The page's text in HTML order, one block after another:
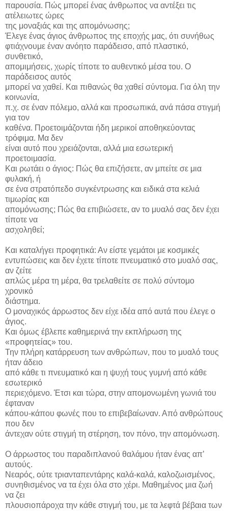
παρουσία. Πώς μπορεί ένας άνθρωπος να αντέξει τις
ατέλειωτες ώρες
της μοναξιάς και της απομόνωσης;
Έλεγε ένας άγιος άνθρωπος της εποχής μας, ότι συνήθως
φτιάχνουμε έναν ανόητο παράδεισο, από πλαστικό,
συνθετικό,
απομιμήσεις, χωρίς τίποτε το αυθεντικό μέσα του. Ο
παράδεισος αυτός
μπορεί να χαθεί. Και πιθανώς θα χαθεί σύντομα. Για όλη την
κοινωνία,
π.χ. σε έναν πόλεμο, αλλά και προσωπικά, ανά πάσα στιγμή
για τον
καθένα. Προετοιμάζονται ήδη μερικοί αποθηκεύοντας
τρόφιμα. Μα δεν
είναι αυτό που χρειάζονται, αλλά μια εσωτερική
προετοιμασία.
Και ρωτάει ο άγιος: Πώς θα επιζήσετε, αν μπείτε σε μια
φυλακή, ή
σε ένα στρατόπεδο συγκέντρωσης και ειδικά στα κελιά
τιμωρίας και
απομόνωσης; Πώς θα επιβιώσετε, αν το μυαλό σας δεν έχει
τίποτε να
ασχοληθεί;
Και καταλήγει προφητικά: Αν είστε γεμάτοι με κοσμικές
εντυπώσεις και δεν έχετε τίποτε πνευματικό στο μυαλό σας,
αν ζείτε
απλώς μέρα τη μέρα, θα τρελαθείτε σε πολύ σύντομο
χρονικό
διάστημα.
Ο μοναχικός άρρωστος δεν είχε ιδέα από αυτά που έλεγε ο
άγιος.
Και όμως έβλεπε καθημερινά την εκπλήρωση της
«προφητείας» του.
Την πλήρη κατάρρευση των ανθρώπων, που το μυαλό τους
ήταν άδειο
από κάθε τι πνευματικό και η ψυχή τους γυμνή από κάθε
εσωτερικό
περιεχόμενο. Έτσι και τώρα, στην απομονωμένη γωνιά του
έφταναν
κάπου-κάπου φωνές που το επιβεβαίωναν. Από ανθρώπους
που δεν
άντεχαν ούτε στιγμή τη στέρηση, τον πόνο, την απομόνωση.
Ο άρρωστος του παραδιπλανού θαλάμου ήταν ένας απ’
αυτούς.
Νεαρός, ούτε τριανταπεντάρης καλά-καλά, καλοζωισμένος,
συνηθισμένος να τα έχει όλα στο χέρι. Μαθημένος μια ζωή
να ζει
πλουσιοπάροχα την κάθε στιγμή του, με τα λεφτά βέβαια των